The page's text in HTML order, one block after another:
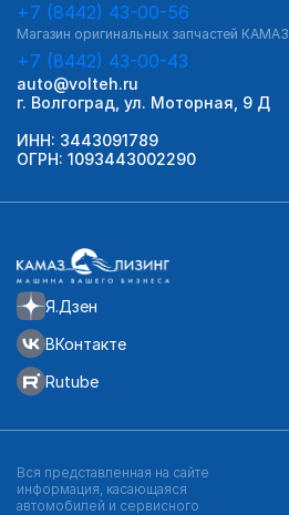
Я.Дзен
ВКонтакте
Rutube
+7 (8442) 43-00-56
Магазин оригинальных запчастей КАМАЗ
+7 (8442) 43-00-43
auto@volteh.ru
г. Волгоград, ул. Моторная, 9 Д
ИНН: 3443091789
ОГРН: 1093443002290
Вся представленная на сайте
информация, касающаяся
автомобилей и сервисного